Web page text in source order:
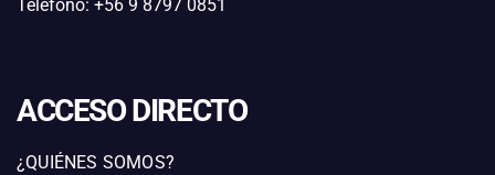
Teléfono: +56 9 8797 0851
ACCESO DIRECTO
¿QUIÉNES SOMOS?